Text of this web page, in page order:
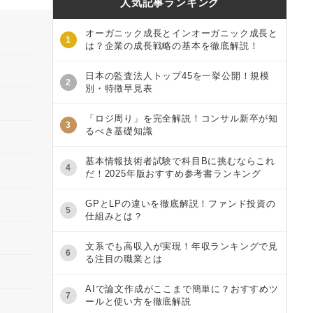
1
オーガニック成長とインオーガニック成長と
は？企業の成長戦略の基本を徹底解説！
2
日本の監査法人トップ45を一挙公開！規模
別・特徴早見表
3
「ロジ周り」を完全解説！コンサル新卒が知
るべき基礎知識
4
基本情報技術者試験で科目Bに挑むならこれ
だ！2025年版おすすめ参考書ランキング
5
GPとLPの違いを徹底解説！ファンド投資の
仕組みとは？
6
文系でも高収入が実現！年収ランキングで見
る注目の職業とは
7
AIで論文作成がここまで簡単に？おすすめツ
ールと使い方を徹底解説